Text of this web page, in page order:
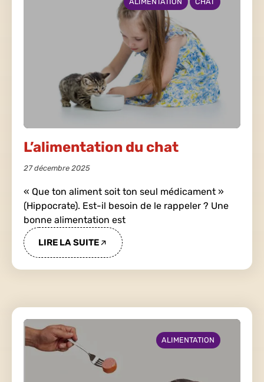
ALIMENTATION CHAT
L’alimentation du chat
27 décembre 2025
« Que ton aliment soit ton seul médicament »
(Hippocrate). Est-il besoin de le rappeler ? Une
bonne alimentation est
LIRE LA SUITE
ALIMENTATION